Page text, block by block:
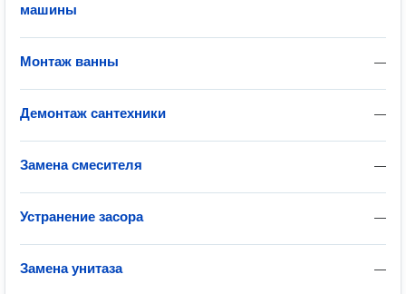
машины
—
Монтаж ванны
—
Демонтаж сантехники
—
Замена смесителя
—
Устранение засора
—
Замена унитаза